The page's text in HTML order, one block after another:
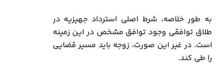
به طور خلاصه، شرط اصلی استرداد جهیزیه در
طلاق توافقی وجود توافق مشخص در این زمینه
است. در غیر این صورت، زوجه باید مسیر قضایی
را طی کند.